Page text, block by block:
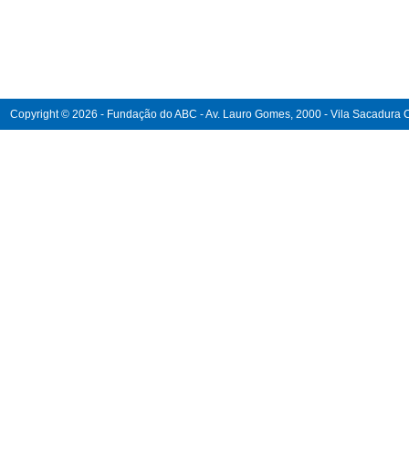
Copyright © 2026 - Fundação do ABC - Av. Lauro Gomes, 2000 - Vila